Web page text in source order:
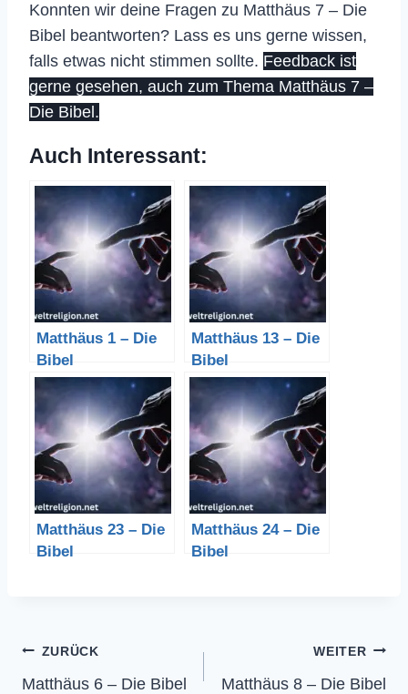
Konnten wir deine Fragen zu Matthäus 7 – Die
Bibel beantworten? Lass es uns gerne wissen,
falls etwas nicht stimmen sollte. Feedback ist
gerne gesehen, auch zum Thema Matthäus 7 –
Die Bibel.
Auch Interessant:
Matthäus 1 – Die
Bibel
Matthäus 13 – Die
Bibel
Matthäus 23 – Die
Bibel
Matthäus 24 – Die
Bibel
Beitragsnavigation
ZURÜCK
Matthäus 6 – Die Bibel
WEITER
Matthäus 8 – Die Bibel